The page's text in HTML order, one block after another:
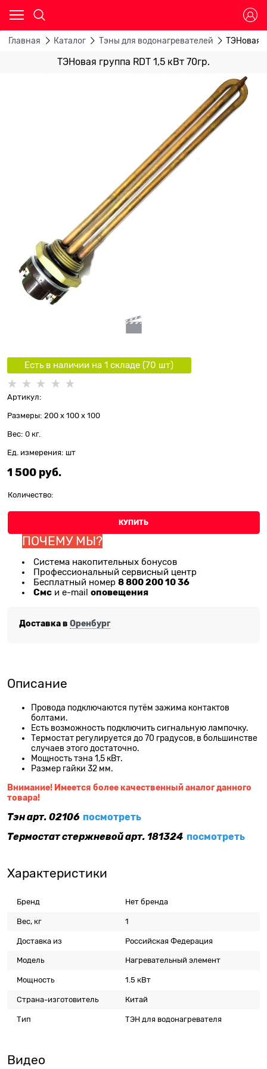
Главная Каталог Тэны для водонагревателей ТЭНовая
ТЭНовая группа RDT 1,5 кВт 70гр.
Есть в наличии на 1 складe (70 шт)
Артикул:
Размеры: 200 x 100 x 100
Вес: 0 кг.
Ед. измерения: шт
1 500 руб.
Количество:
КУПИТЬ
ПОЧЕМУ МЫ?
Система накопительных бонусов
Профессиональный сервисный центр
Бесплатный номер 8 800 200 10 36
Смс и e-mail оповещения
Доставка в Оренбург
Описание
Провода подключаются путём зажима контактов
болтами.
Есть возможность подключить сигнальную лампочку.
Термостат регулируется до 70 градусов, в большинстве
случаев этого достаточно.
Мощность тэна 1,5 кВт.
Размер гайки 32 мм.
Внимание! Имеется более качественный аналог данного
товара!
Тэн арт. 02106 посмотреть
Термостат стержневой арт. 181324 посмотреть
Характеристики
Бренд Нет бренда
Вес, кг 1
Доставка из Российская Федерация
Модель Нагревательный элемент
Мощность 1.5 кВт
Страна-изготовитель Китай
Тип ТЭН для водонагревателя
Видео